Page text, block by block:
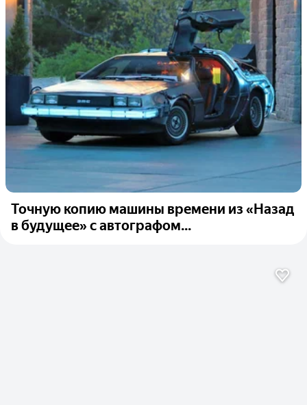
Точную копию машины времени из «Назад
в будущее» с автографом...